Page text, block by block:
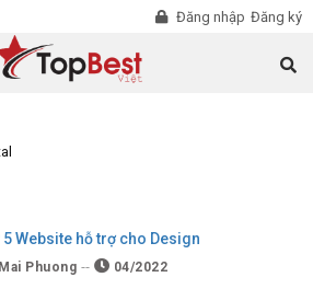
Đăng nhập Đăng ký
5 Website hỗ trợ cho Design
Mai Phuong 04/2022